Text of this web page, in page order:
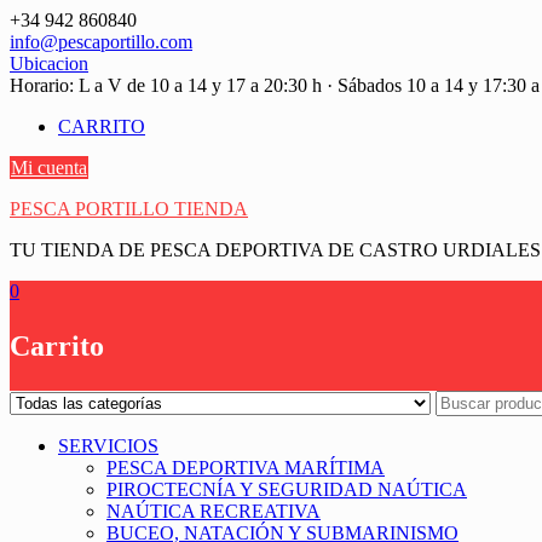
Saltar
contenido
+34 942 860840
info@pescaportillo.com
Ubicacion
Horario: L a V de 10 a 14 y 17 a 20:30 h · Sábados 10 a 14 y 17:30
CARRITO
Mi cuenta
PESCA PORTILLO TIENDA
TU TIENDA DE PESCA DEPORTIVA DE CASTRO URDIALES
0
Carrito
SERVICIOS
PESCA DEPORTIVA MARÍTIMA
PIROCTECNÍA Y SEGURIDAD NAÚTICA
NAÚTICA RECREATIVA
BUCEO, NATACIÓN Y SUBMARINISMO